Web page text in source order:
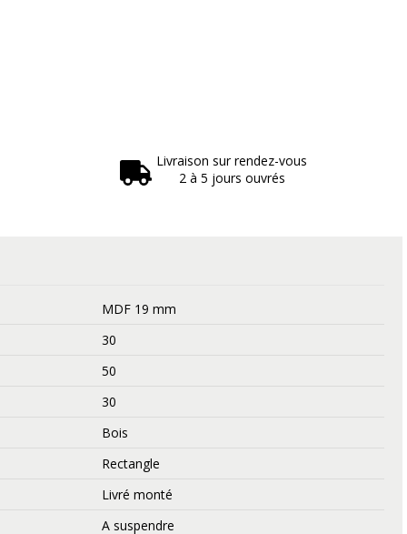
Livraison sur rendez-vous
2 à 5 jours ouvrés
MDF 19 mm
30
50
30
Bois
Rectangle
Livré monté
A suspendre